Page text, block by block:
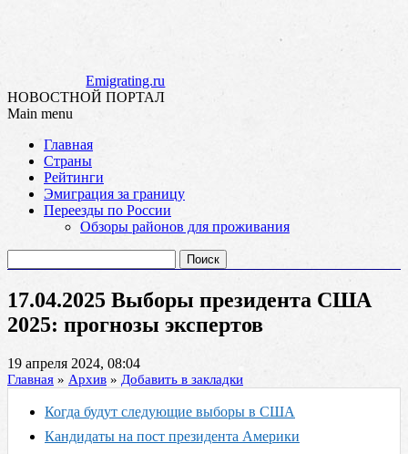
Emigrating.ru
НОВОСТНОЙ ПОРТАЛ
Main menu
content
Главная
Страны
Рейтинги
Эмиграция за границу
Переезды по России
Обзоры районов для проживания
17.04.2025 Выборы президента США
2025: прогнозы экспертов
19 апреля 2024, 08:04
Главная » Архив » Добавить в закладки
Когда будут следующие выборы в США
Кандидаты на пост президента Америки